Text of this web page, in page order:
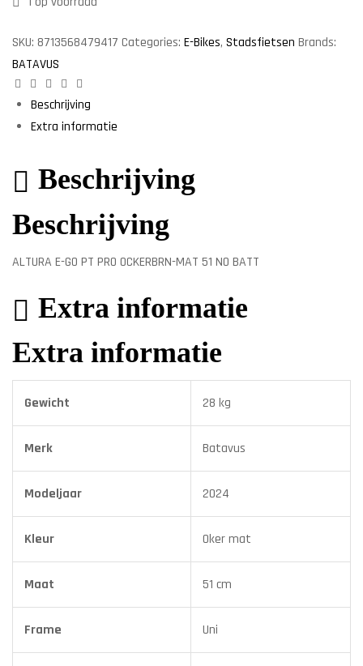
SKU: 8713568479417 Categories: E-Bikes, Stadsfietsen Brands:
BATAVUS
Facebook
TwitterLinkedinGoogle+
Beschrijving
Extra informatie
Beschrijving
Beschrijving
ALTURA E-GO PT PRO OCKERBRN-MAT 51 NO BATT
Extra informatie
Extra informatie
Gewicht 28 kg
Merk Batavus
Modeljaar 2024
Kleur Oker mat
Maat 51 cm
Frame Uni